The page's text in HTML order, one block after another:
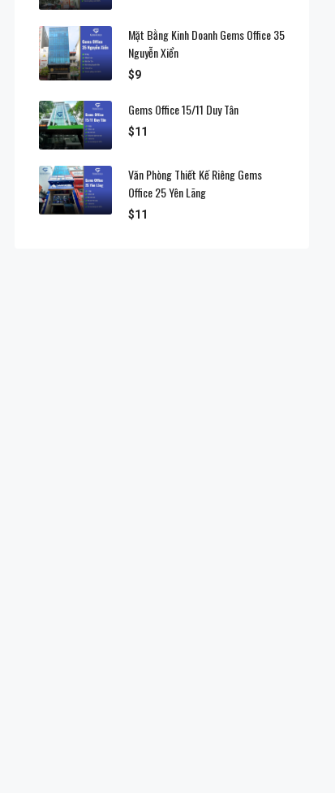
Mặt Bằng Kinh Doanh Gems Office 35
Nguyễn Xiển
$9
Gems Office 15/11 Duy Tân
$11
Văn Phòng Thiết Kế Riêng Gems
Office 25 Yên Lãng
$11